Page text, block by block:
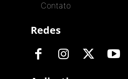
Contato
Redes